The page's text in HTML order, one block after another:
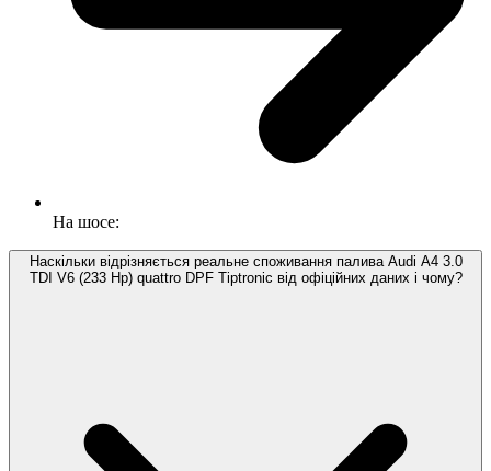
На шосе:
Наскільки відрізняється реальне споживання палива Audi A4 3.0
TDI V6 (233 Hp) quattro DPF Tiptronic від офіційних даних і чому?